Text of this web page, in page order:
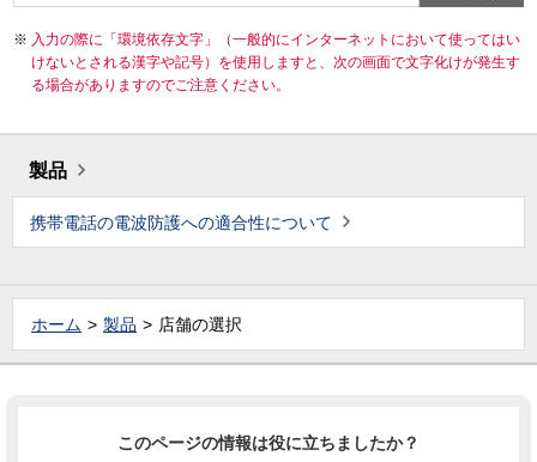
入力の際に「環境依存文字」（一般的にインターネットにおいて使ってはい
けないとされる漢字や記号）を使用しますと、次の画面で文字化けが発生す
る場合がありますのでご注意ください。
製品
携帯電話の電波防護への適合性について
ホーム 製品 店舗の選択
このページの情報は役に立ちましたか？